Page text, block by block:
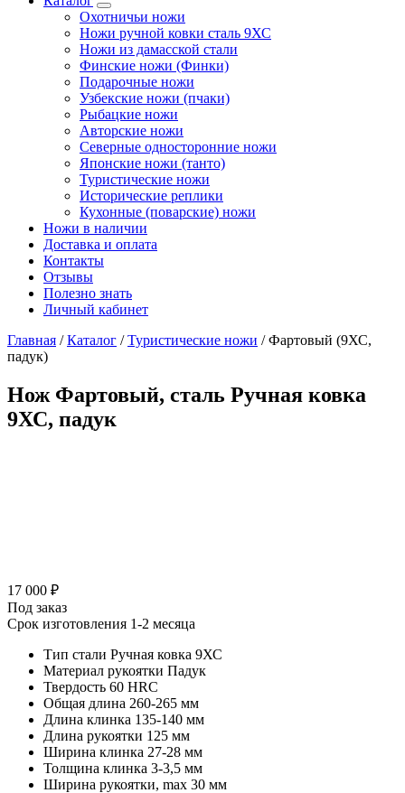
Охотничьи ножи
Ножи ручной ковки сталь 9ХС
Ножи из дамасской стали
Финские ножи (Финки)
Подарочные ножи
Узбекские ножи (пчаки)
Рыбацкие ножи
Авторские ножи
Северные односторонние ножи
Японские ножи (танто)
Туристические ножи
Исторические реплики
Кухонные (поварские) ножи
Ножи в наличии
Доставка и оплата
Контакты
Отзывы
Полезно знать
Личный кабинет
Главная /Каталог /Туристические ножи /Фартовый (9ХС,
падук)
Нож Фартовый, сталь Ручная ковка
9ХС, падук
17 000 ₽
Под заказ
Срок изготовления 1-2 месяца
Тип стали Ручная ковка 9ХС
Материал рукоятки Падук
Твердость 60 HRC
Общая длина 260-265 мм
Длина клинка 135-140 мм
Длина рукоятки 125 мм
Ширина клинка 27-28 мм
Толщина клинка 3-3,5 мм
Ширина рукоятки, max 30 мм